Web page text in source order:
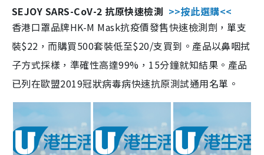
SEJOY SARS-CoV-2 抗原快速檢測 >>按此選購<<
香港口罩品牌HK-M Mask抗疫價發售快速檢測劑，單支
裝$22，而購買500套裝低至$20/支買到。產品以鼻咽拭
子方式採樣，準確性高達99%，15分鐘就知結果。產品
已列在歐盟2019冠狀病毒病快速抗原測試通用名單。